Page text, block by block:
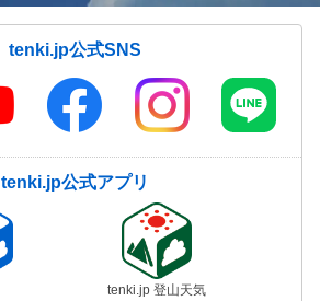
tenki.jp公式SNS
tenki.jp公式アプリ
tenki.jp 登山天気